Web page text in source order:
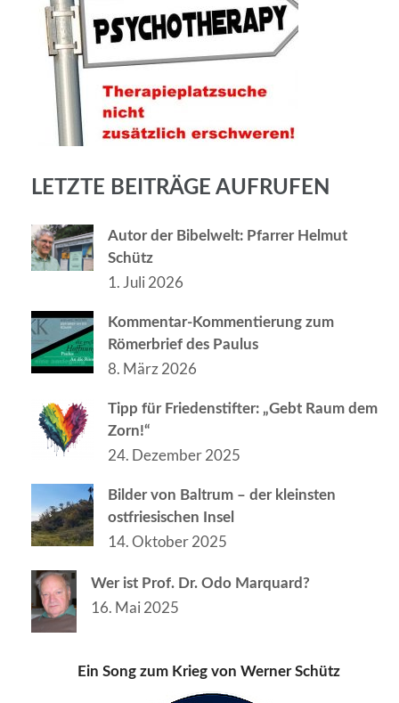
LETZTE BEITRÄGE AUFRUFEN
Autor der Bibelwelt: Pfarrer Helmut
Schütz
1. Juli 2026
Kommentar-Kommentierung zum
Römerbrief des Paulus
8. März 2026
Tipp für Friedenstifter: „Gebt Raum dem
Zorn!“
24. Dezember 2025
Bilder von Baltrum – der kleinsten
ostfriesischen Insel
14. Oktober 2025
Wer ist Prof. Dr. Odo Marquard?
16. Mai 2025
Ein Song zum Krieg von Werner Schütz